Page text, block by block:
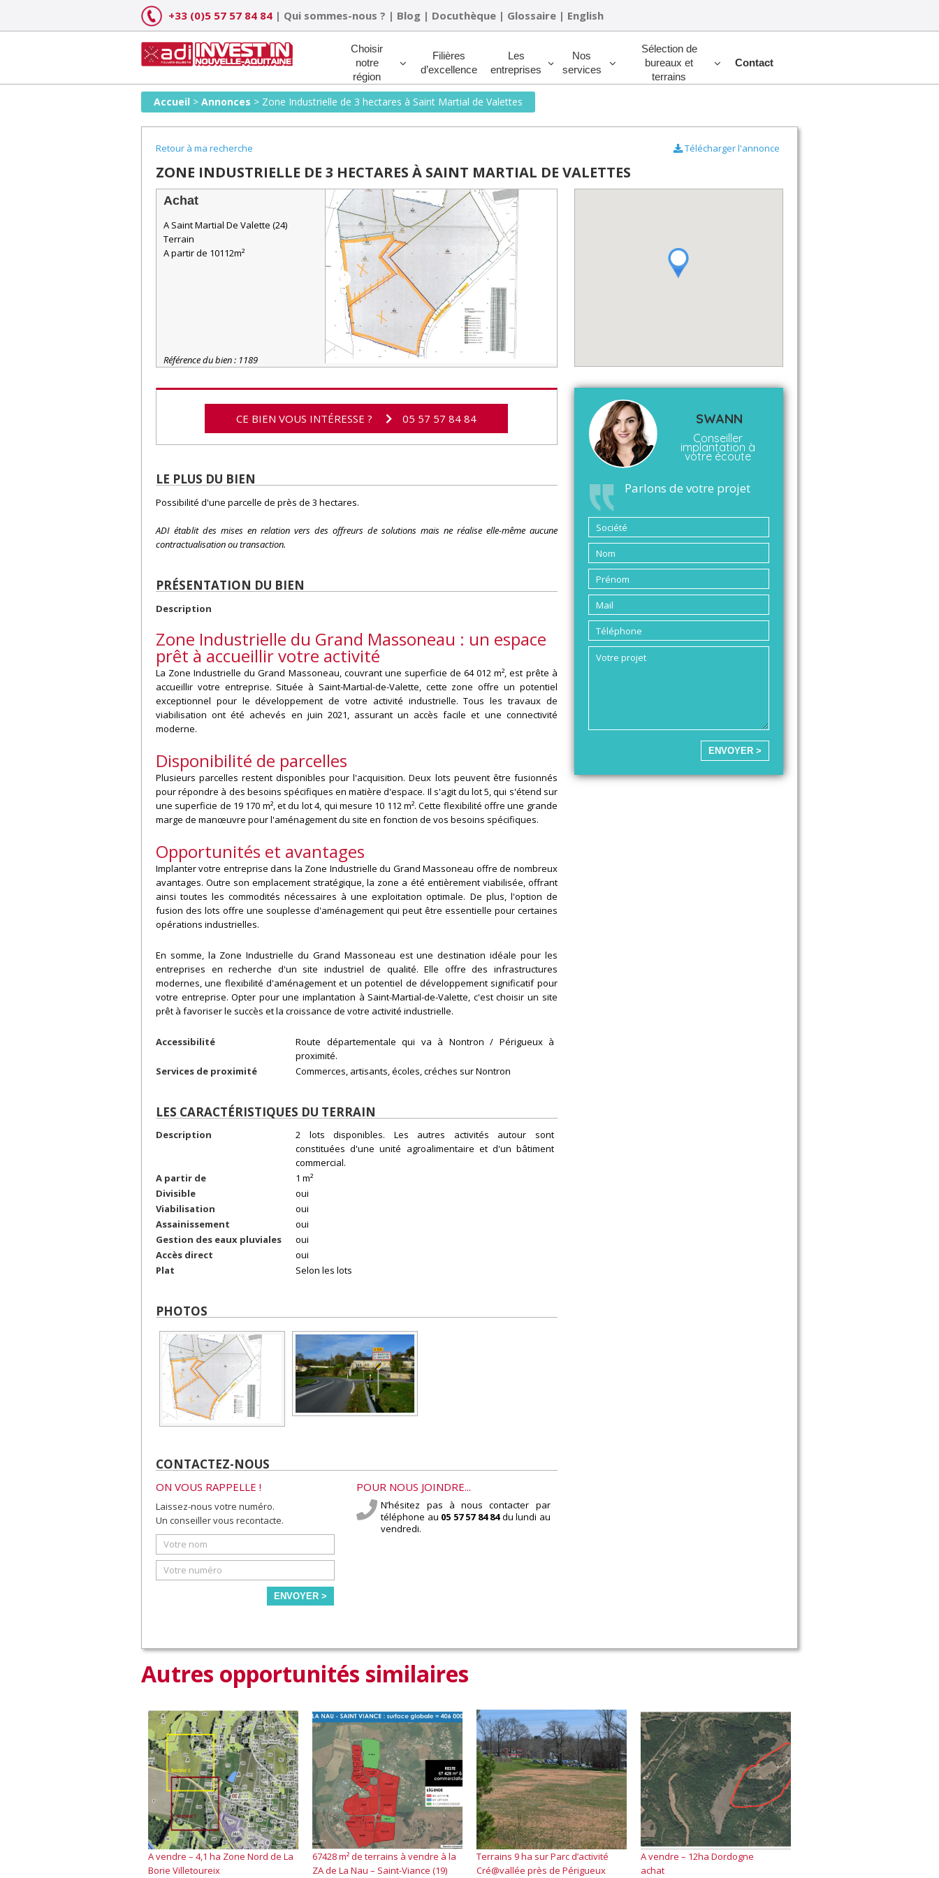
content
+33 (0)5 57 57 84 84 | Qui sommes-nous ? | Blog | Docuthèque | Glossaire | English
Rechercher
Choisir
notre
région
Filières
d’excellence
Les
entreprises
Nos
services
Sélection de
bureaux et
terrains
Contact
Accueil > Annonces > Zone Industrielle de 3 hectares à Saint Martial de Valettes
Retour à ma recherche
ZONE INDUSTRIELLE DE 3 HECTARES À SAINT MARTIAL DE VALETTES
Télécharger l'annonce
Achat
A Saint Martial De Valette (24)
Terrain
A partir de 10112m²
Référence du bien : 1189
CE BIEN VOUS INTÉRESSE ? 05 57 57 84 84
LE PLUS DU BIEN
Possibilité d'une parcelle de près de 3 hectares.
ADI établit des mises en relation vers des offreurs de solutions mais ne réalise elle-même aucune
contractualisation ou transaction.
PRÉSENTATION DU BIEN
Description
Zone Industrielle du Grand Massoneau : un espace
prêt à accueillir votre activité
La Zone Industrielle du Grand Massoneau, couvrant une superficie de 64 012 m², est prête à
accueillir votre entreprise. Située à Saint-Martial-de-Valette, cette zone offre un potentiel
exceptionnel pour le développement de votre activité industrielle. Tous les travaux de
viabilisation ont été achevés en juin 2021, assurant un accès facile et une connectivité
moderne.
Disponibilité de parcelles
Plusieurs parcelles restent disponibles pour l'acquisition. Deux lots peuvent être fusionnés
pour répondre à des besoins spécifiques en matière d'espace. Il s'agit du lot 5, qui s'étend sur
une superficie de 19 170 m², et du lot 4, qui mesure 10 112 m². Cette flexibilité offre une grande
marge de manœuvre pour l'aménagement du site en fonction de vos besoins spécifiques.
Opportunités et avantages
Implanter votre entreprise dans la Zone Industrielle du Grand Massoneau offre de nombreux
avantages. Outre son emplacement stratégique, la zone a été entièrement viabilisée, offrant
ainsi toutes les commodités nécessaires à une exploitation optimale. De plus, l'option de
fusion des lots offre une souplesse d'aménagement qui peut être essentielle pour certaines
opérations industrielles.
En somme, la Zone Industrielle du Grand Massoneau est une destination idéale pour les
entreprises en recherche d'un site industriel de qualité. Elle offre des infrastructures
modernes, une flexibilité d'aménagement et un potentiel de développement significatif pour
votre entreprise. Opter pour une implantation à Saint-Martial-de-Valette, c'est choisir un site
prêt à favoriser le succès et la croissance de votre activité industrielle.
Accessibilité
Route départementale qui va à Nontron / Périgueux à
proximité.
Services de proximité
Commerces, artisants, écoles, créches sur Nontron
LES CARACTÉRISTIQUES DU TERRAIN
Description
2 lots disponibles. Les autres activités autour sont
constituées d'une unité agroalimentaire et d'un bâtiment
commercial.
A partir de
1 m²
Divisible
oui
Viabilisation
oui
Assainissement
oui
Gestion des eaux pluviales
oui
Accès direct
oui
Plat
Selon les lots
PHOTOS
CONTACTEZ-NOUS
ON VOUS RAPPELLE !
Laissez-nous votre numéro.
Un conseiller vous recontacte.
ENVOYER >
POUR NOUS JOINDRE...
N’hésitez pas à nous contacter par
téléphone au 05 57 57 84 84du lundi au
vendredi.
SWANN
Conseiller
implantation à
votre écoute
Parlons de votre projet
ENVOYER >
Autres opportunités similaires
A vendre – 4,1 ha Zone Nord de La
Borie Villetoureix
67428 m² de terrains à vendre à la
ZA de La Nau – Saint-Viance (19)
Terrains 9 ha sur Parc d’activité
Cré@vallée près de Périgueux
A vendre – 12ha Dordogne
achat